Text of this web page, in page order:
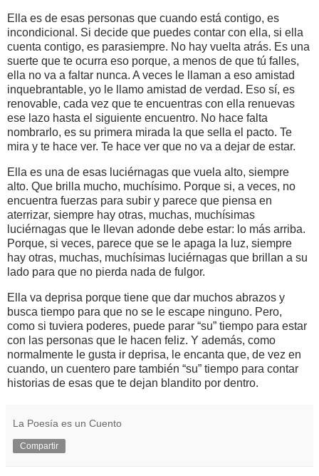
Ella es de esas personas que cuando está contigo, es
incondicional. Si decide que puedes contar con ella, si ella
cuenta contigo, es parasiempre. No hay vuelta atrás. Es una
suerte que te ocurra eso porque, a menos de que tú falles,
ella no va a faltar nunca. A veces le llaman a eso amistad
inquebrantable, yo le llamo amistad de verdad. Eso sí, es
renovable, cada vez que te encuentras con ella renuevas
ese lazo hasta el siguiente encuentro. No hace falta
nombrarlo, es su primera mirada la que sella el pacto. Te
mira y te hace ver. Te hace ver que no va a dejar de estar.
Ella es una de esas luciérnagas que vuela alto, siempre
alto. Que brilla mucho, muchísimo. Porque si, a veces, no
encuentra fuerzas para subir y parece que piensa en
aterrizar, siempre hay otras, muchas, muchísimas
luciérnagas que le llevan adonde debe estar: lo más arriba.
Porque, si veces, parece que se le apaga la luz, siempre
hay otras, muchas, muchísimas luciérnagas que brillan a su
lado para que no pierda nada de fulgor.
Ella va deprisa porque tiene que dar muchos abrazos y
busca tiempo para que no se le escape ninguno. Pero,
como si tuviera poderes, puede parar “su” tiempo para estar
con las personas que le hacen feliz. Y además, como
normalmente le gusta ir deprisa, le encanta que, de vez en
cuando, un cuentero pare también “su” tiempo para contar
historias de esas que te dejan blandito por dentro.
La Poesía es un Cuento
Compartir